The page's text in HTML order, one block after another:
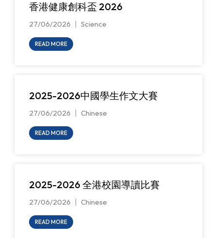
香港健康創科盃 2026
27/06/2026 Science
READ MORE
2025-2026中國學生作文大賽
27/06/2026 Chinese
READ MORE
2025-2026 全港校園導讀比賽
27/06/2026 Chinese
READ MORE